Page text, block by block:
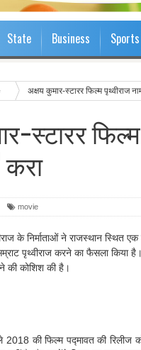
State Business Sports
अक्षय कुमार-स्टारर फिल्म पृथ्वीराज
स्टारर
करा
movie
के निर्माताओं ने राजस्थान
पृथ्वीराज करने का फैसला किया
की कोशिश की है।
की फिल्म पद्मावत की रिलीज